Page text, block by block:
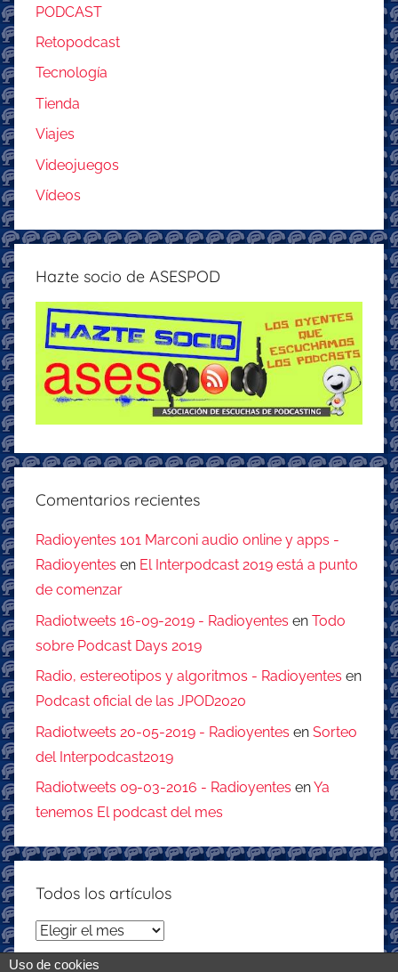
PODCAST
Retopodcast
Tecnología
Tienda
Viajes
Videojuegos
Vídeos
Hazte socio de ASESPOD
Comentarios recientes
Radioyentes 101 Marconi audio online y apps -
Radioyentes en El Interpodcast 2019 está a punto
de comenzar
Radiotweets 16-09-2019 - Radioyentes en Todo
sobre Podcast Days 2019
Radio, estereotipos y algoritmos - Radioyentes en
Podcast oficial de las JPOD2020
Radiotweets 20-05-2019 - Radioyentes en Sorteo
del Interpodcast2019
Radiotweets 09-03-2016 - Radioyentes enYa
tenemos El podcast del mes
Todos los artículos
Todos
los
Uso de cookies